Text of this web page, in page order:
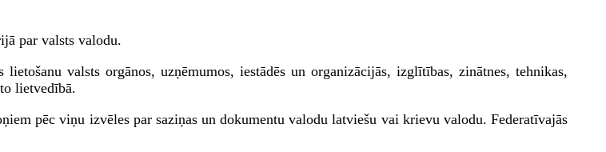
par valsts valodu.
valsts orgānos, uzņēmumos, iestādēs un organizācijās, izglītības, zinātnes, tehnikas,
lietvedībā.
pēc viņu izvēles par saziņas un dokumentu valodu latviešu vai krievu valodu. Federatīvajās